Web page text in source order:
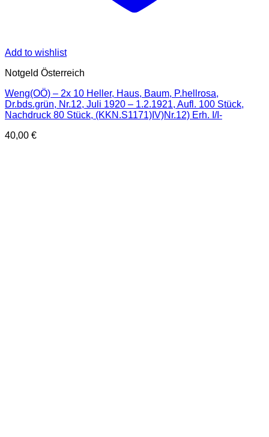
Add to wishlist
Notgeld Österreich
Weng(OÖ) – 2x 10 Heller, Haus, Baum, P.hellrosa,
Dr.bds.grün, Nr.12, Juli 1920 – 1.2.1921, Aufl. 100 Stück,
Nachdruck 80 Stück, (KKN.S1171)IV)Nr.12) Erh. I/I-
40,00 €